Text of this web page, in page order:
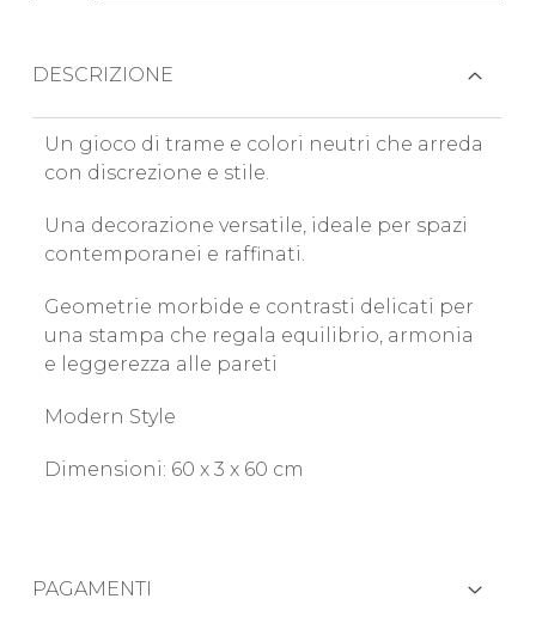
DESCRIZIONE
Un gioco di trame e colori neutri che arreda
con discrezione e stile.
Una decorazione versatile, ideale per spazi
contemporanei e raffinati.
Geometrie morbide e contrasti delicati per
una stampa che regala equilibrio, armonia
e leggerezza alle pareti
Modern Style
Dimensioni: 60 x 3 x 60 cm
PAGAMENTI